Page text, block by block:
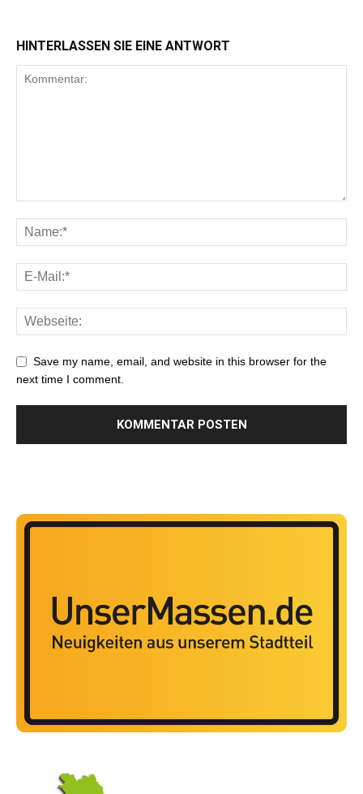
HINTERLASSEN SIE EINE ANTWORT
Save my name, email, and website in this browser for the
next time I comment.